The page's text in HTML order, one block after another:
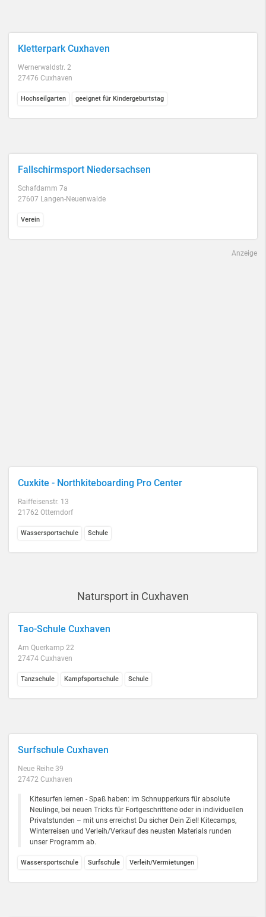
Kletterpark Cuxhaven
Wernerwaldstr. 2
27476 Cuxhaven
Hochseilgarten geeignet für Kindergeburtstag
Fallschirmsport Niedersachsen
Schafdamm 7a
27607 Langen-Neuenwalde
Verein
Anzeige
Cuxkite - Northkiteboarding Pro Center
Raiffeisenstr. 13
21762 Otterndorf
Wassersportschule Schule
Natursport in Cuxhaven
Tao-Schule Cuxhaven
Am Querkamp 22
27474 Cuxhaven
Tanzschule Kampfsportschule Schule
Surfschule Cuxhaven
Neue Reihe 39
27472 Cuxhaven
Kitesurfen lernen - Spaß haben: im Schnupperkurs für absolute
Neulinge, bei neuen Tricks für Fortgeschrittene oder in individuellen
Privatstunden – mit uns erreichst Du sicher Dein Ziel! Kitecamps,
Winterreisen und Verleih/Verkauf des neusten Materials runden
unser Programm ab.
Wassersportschule Surfschule Verleih/Vermietungen